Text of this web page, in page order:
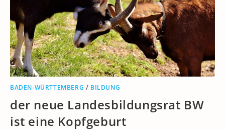
BADEN-WÜRTTEMBERG / BILDUNG
der neue Landesbildungsrat BW
ist eine Kopfgeburt